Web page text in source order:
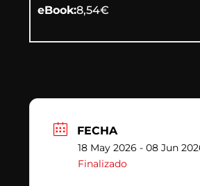
eBook:8,54€
FECHA
18 May 2026 - 08 Jun
Finalizado